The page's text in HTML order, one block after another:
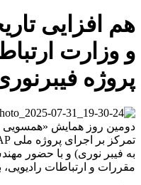
هم‌ افزایی
و وزارت
پروژه
دومین روز همایش «همسویی
به فیبر نوری) و با حضور
مقررات و ارتباطات